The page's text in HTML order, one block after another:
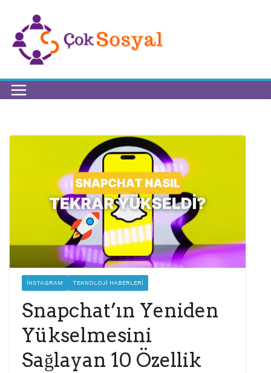
İNSTAGRAM TEKNOLOJI HABERLERI
Snapchat’ın Yeniden
Yükselmesini
Sağlayan 10 Özellik